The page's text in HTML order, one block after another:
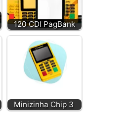
120 CDI PagBank
Minizinha Chip 3